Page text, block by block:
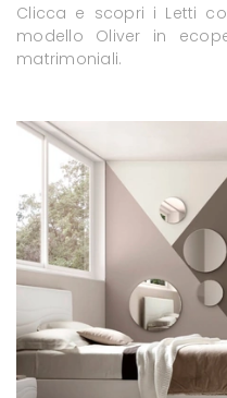
Clicca e scopri i Letti
modello Oliver in
matrimoniali.